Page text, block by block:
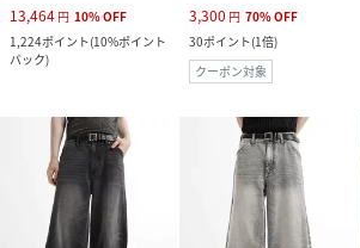
13,464 円 10%OFF
1,224ポイント(10%ポイント
バック)
3,300 円 70%OFF
30ポイント(1倍)
クーポン対象